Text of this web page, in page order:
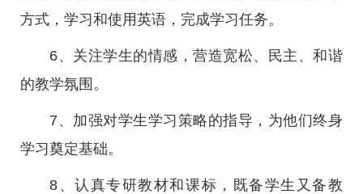
方式，学习和使用英语，完成学习任务。
6、关注学生的情感，营造宽松、民主、和谐
的教学氛围。
7、加强对学生学习策略的指导，为他们终身
学习奠定基础。
8、认真专研教材和课标，既备学生又备教